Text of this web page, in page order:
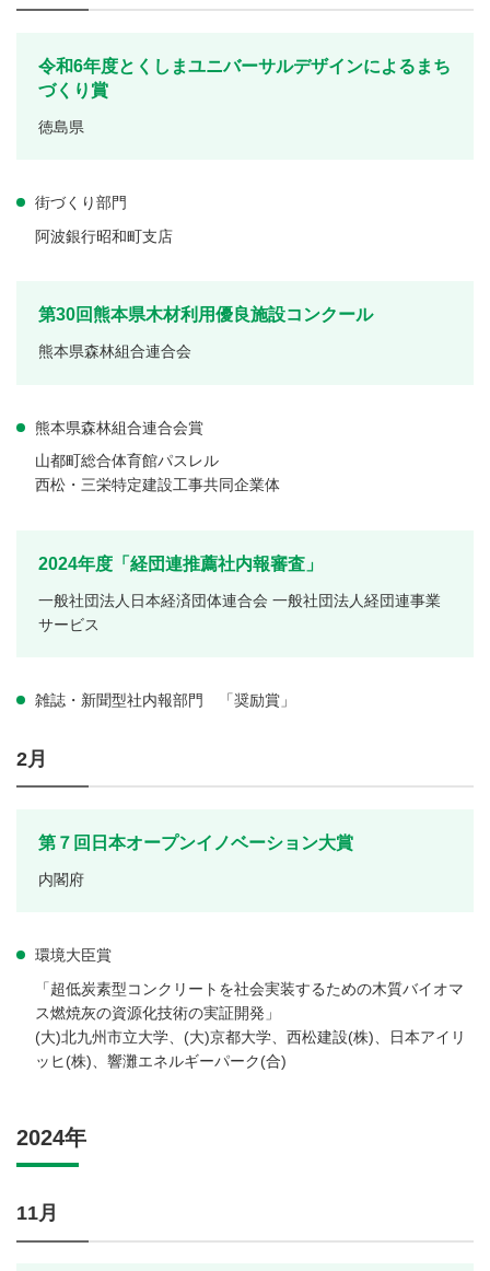
令和6年度とくしまユニバーサルデザインによるまち
づくり賞
徳島県
街づくり部門
阿波銀行昭和町支店
第30回熊本県木材利用優良施設コンクール
熊本県森林組合連合会
熊本県森林組合連合会賞
山都町総合体育館パスレル
西松・三栄特定建設工事共同企業体
2024年度「経団連推薦社内報審査」
一般社団法人日本経済団体連合会 一般社団法人経団連事業
サービス
雑誌・新聞型社内報部門 「奨励賞」
2月
第７回日本オープンイノベーション大賞
内閣府
環境大臣賞
「超低炭素型コンクリートを社会実装するための木質バイオマ
ス燃焼灰の資源化技術の実証開発」
(大)北九州市立大学、(大)京都大学、西松建設(株)、日本アイリ
ッヒ(株)、響灘エネルギーパーク(合)
2024年
11月